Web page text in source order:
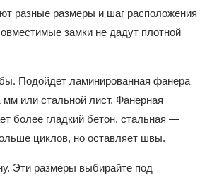
разные размеры и шаг расположения
замки не дадут плотной
Подойдет ламинированная фанера
или стальной лист. Фанерная
более гладкий бетон, стальная —
циклов, но оставляет швы.
Эти размеры выбирайте под